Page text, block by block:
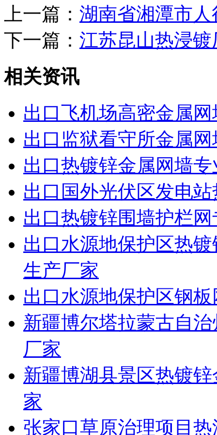
上一篇： 湖南省湘潭市
下一篇： 江苏昆山热浸
相关资讯
出口飞机场高密金属
出口监狱看守所金属
出口热镀锌金属网墙
出口国外光伏区发电
出口热镀锌围墙护栏
出口水源地保护区热
生产厂家
出口水源地保护区钢
新疆博尔塔拉蒙古自
厂家
新疆博湖县景区热镀
家
张家口草原治理项目